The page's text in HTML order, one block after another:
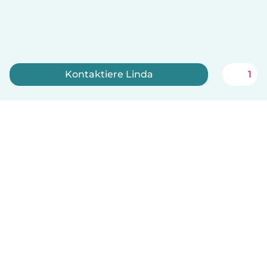
Kontaktiere Linda 1